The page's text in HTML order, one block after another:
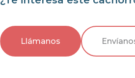
Llámanos